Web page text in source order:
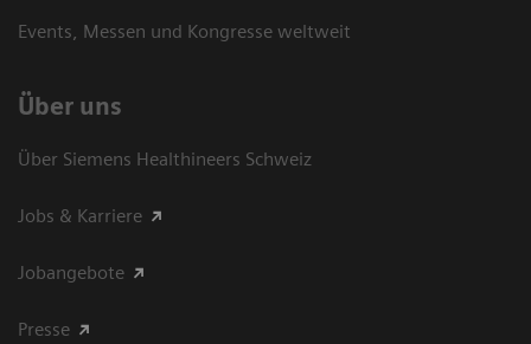
Events, Messen und Kongresse weltweit
Über uns
Über Siemens Healthineers Schweiz
Jobs & Karriere
Jobangebote
Presse